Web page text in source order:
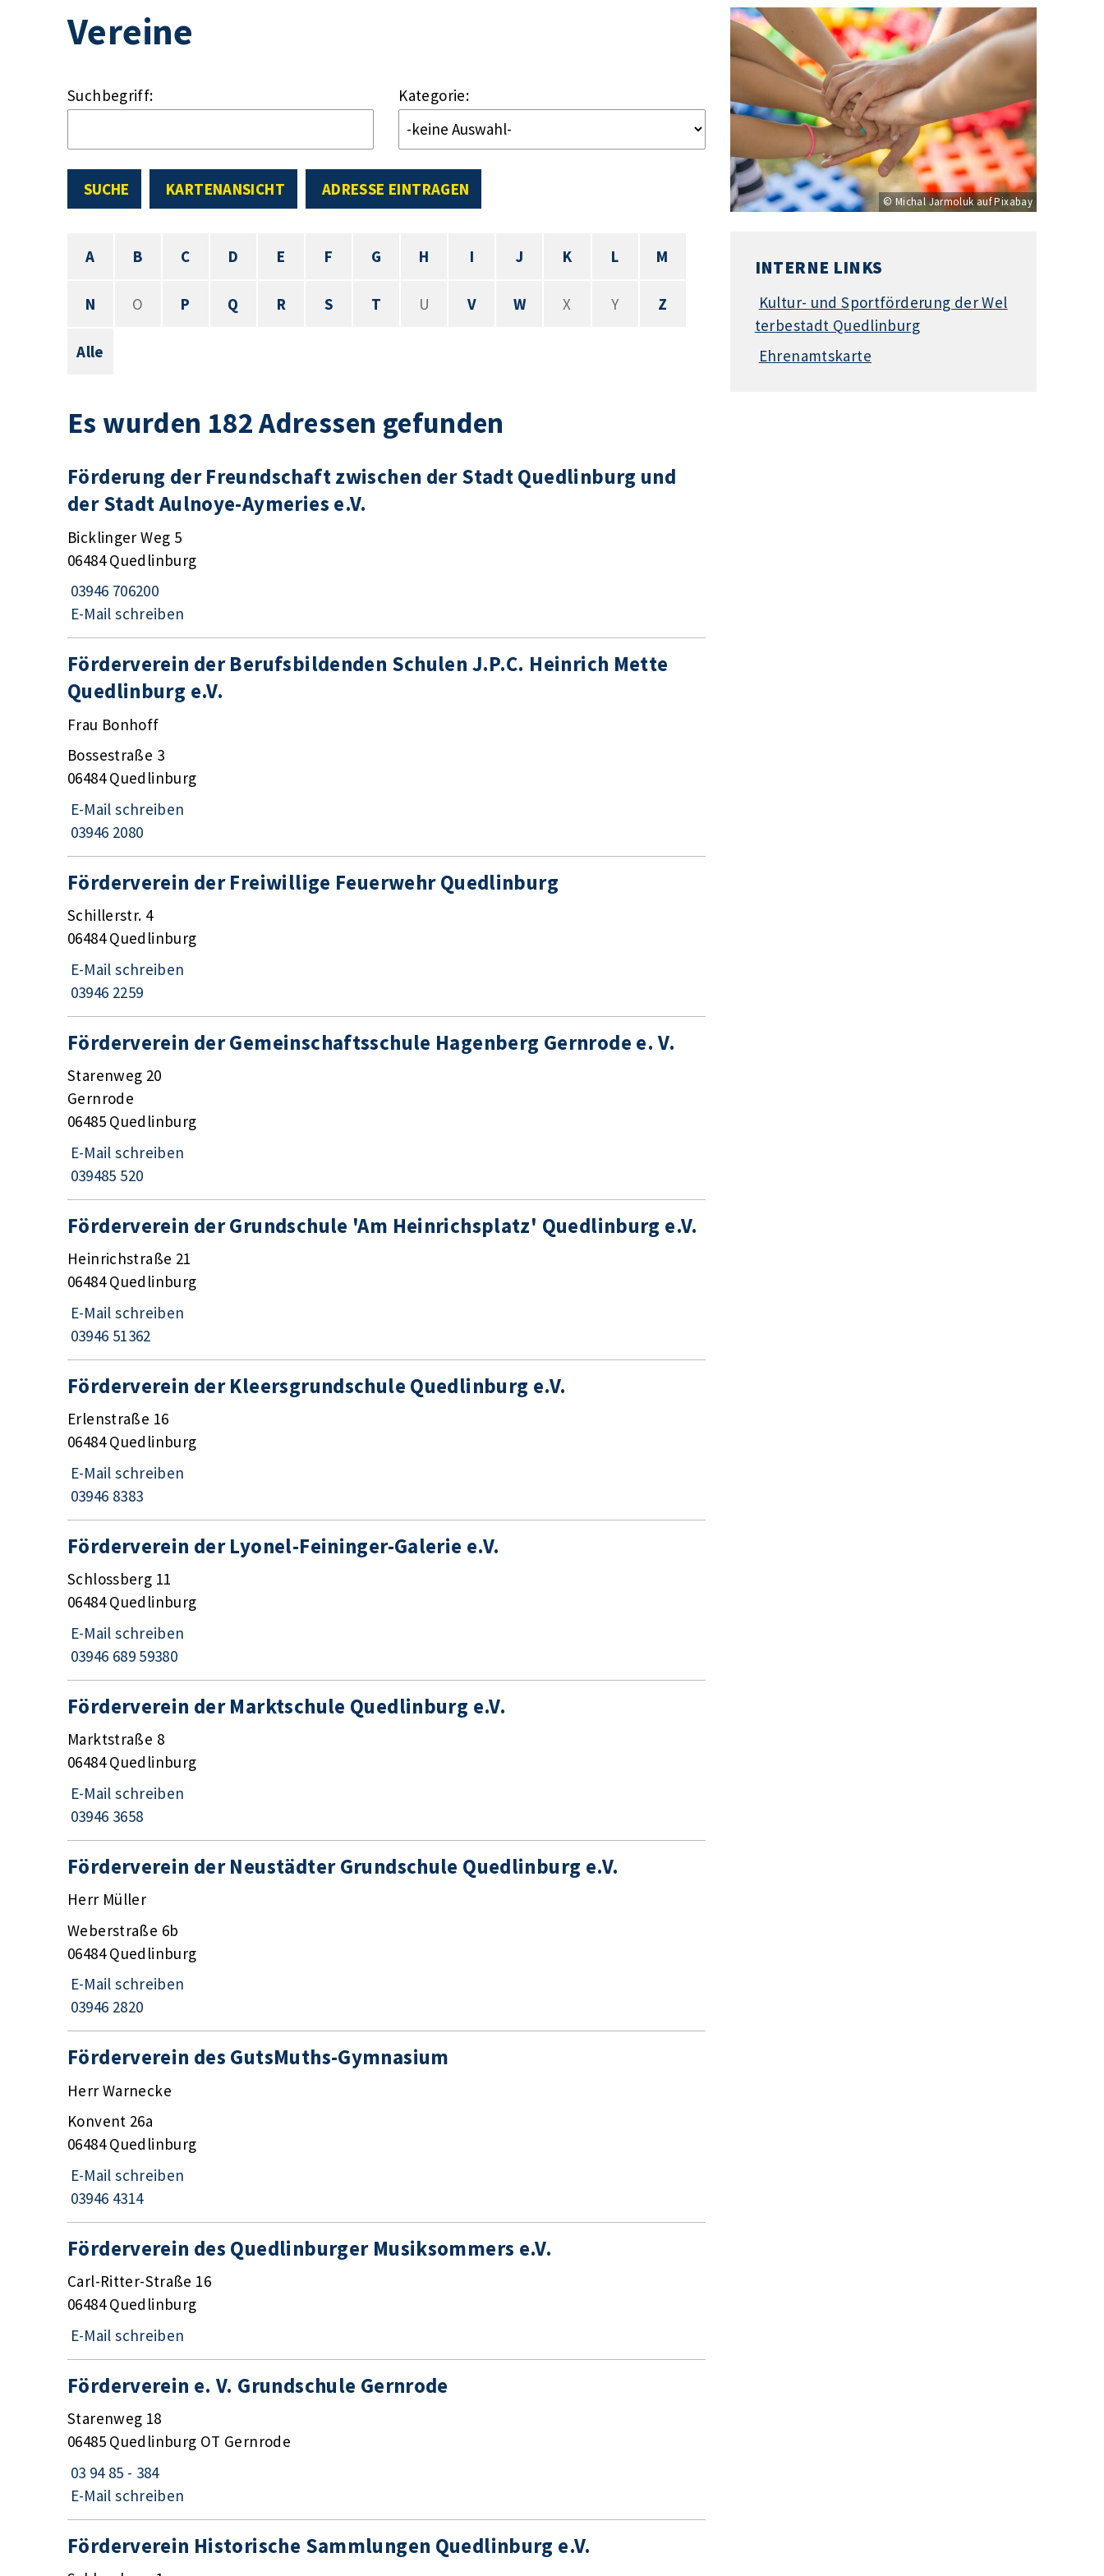
Vereine
Suchbegriff: Kategorie:
SUCHE ADRESSE EINTRAGEN
KARTENANSICHT
A B C D E F G H I J K L M
N O P Q R S T U V W X Y Z
Alle
Es wurden 182 Adressen gefunden
Förderung der Freundschaft zwischen der Stadt Quedlinburg und
der Stadt Aulnoye-Aymeries e.V.
Bicklinger Weg 5
06484 Quedlinburg
03946 706200
E-Mail schreiben
Förderverein der Berufsbildenden Schulen J.P.C. Heinrich Mette
Quedlinburg e.V.
Frau Bonhoff
Bossestraße 3
06484 Quedlinburg
E-Mail schreiben
03946 2080
Förderverein der Freiwillige Feuerwehr Quedlinburg
Schillerstr. 4
06484 Quedlinburg
E-Mail schreiben
03946 2259
Förderverein der Gemeinschaftsschule Hagenberg Gernrode e. V.
Starenweg 20
Gernrode
06485 Quedlinburg
E-Mail schreiben
039485 520
Förderverein der Grundschule 'Am Heinrichsplatz' Quedlinburg e.V.
Heinrichstraße 21
06484 Quedlinburg
E-Mail schreiben
03946 51362
Förderverein der Kleersgrundschule Quedlinburg e.V.
Erlenstraße 16
06484 Quedlinburg
E-Mail schreiben
03946 8383
Förderverein der Lyonel-Feininger-Galerie e.V.
Schlossberg 11
06484 Quedlinburg
E-Mail schreiben
03946 689 59380
Förderverein der Marktschule Quedlinburg e.V.
Marktstraße 8
06484 Quedlinburg
E-Mail schreiben
03946 3658
Förderverein der Neustädter Grundschule Quedlinburg e.V.
Herr Müller
Weberstraße 6b
06484 Quedlinburg
E-Mail schreiben
03946 2820
Förderverein des GutsMuths-Gymnasium
Herr Warnecke
Konvent 26a
06484 Quedlinburg
E-Mail schreiben
03946 4314
Förderverein des Quedlinburger Musiksommers e.V.
Carl-Ritter-Straße 16
06484 Quedlinburg
E-Mail schreiben
Förderverein e. V. Grundschule Gernrode
Starenweg 18
06485 Quedlinburg OT Gernrode
03 94 85 - 384
E-Mail schreiben
Förderverein Historische Sammlungen Quedlinburg e.V.
© Michal Jarmoluk auf Pixabay
INTERNE LINKS
Kultur- und Sportförderung der Wel
terbestadt Quedlinburg
Ehrenamtskarte